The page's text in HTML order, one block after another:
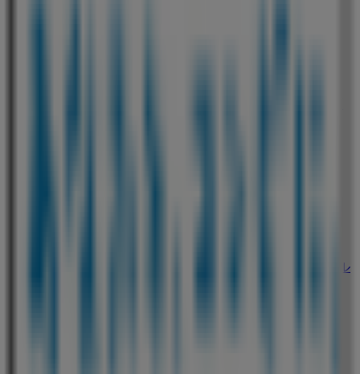
東京都渋谷区神宮前一丁目１３番 １７号シャンゼール